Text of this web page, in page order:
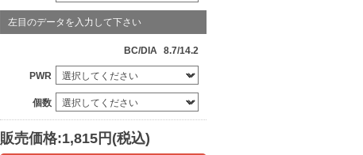
左目のデータを入力して下さい
BC/DIA 8.7/14.2
PWR
個数
販売価格:1,815円(税込)